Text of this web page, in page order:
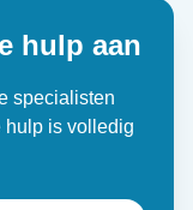
hulp aan
specialisten
hulp is volledig